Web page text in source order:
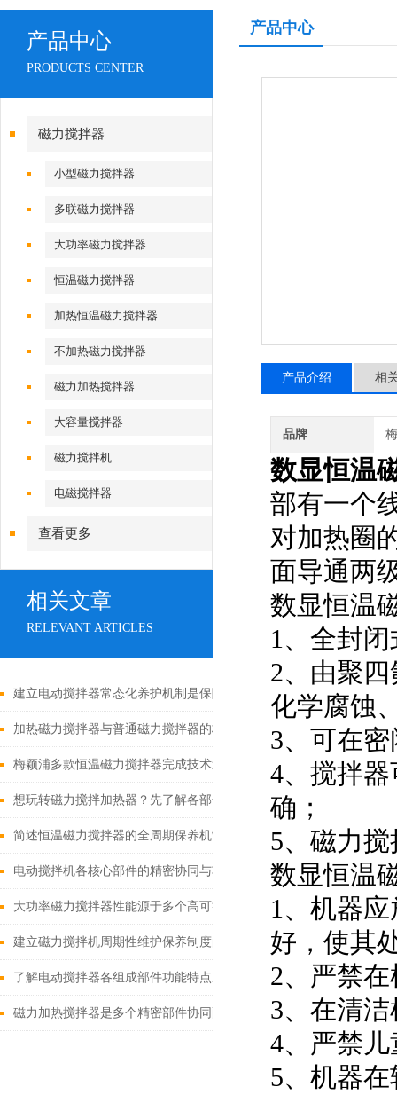
产品中心
PRODUCTS CENTER
磁力搅拌器
小型磁力搅拌器
多联磁力搅拌器
大功率磁力搅拌器
恒温磁力搅拌器
加热恒温磁力搅拌器
不加热磁力搅拌器
磁力加热搅拌器
大容量搅拌器
磁力搅拌机
电磁搅拌器
查看更多
相关文章
RELEVANT ARTICLES
建立电动搅拌器常态化养护机制是保障实验与生产工作有序推进的关键
加热磁力搅拌器与普通磁力搅拌器的核心差异及应用优势
梅颖浦多款恒温磁力搅拌器完成技术迭代 数字化操控全面升级
想玩转磁力搅拌加热器？先了解各部件功能特点再说！
简述恒温磁力搅拌器的全周期保养机制
电动搅拌机各核心部件的精密协同与功能优化分享
大功率磁力搅拌器性能源于多个高可靠性功能模块的精密协同
建立磁力搅拌机周期性维护保养制度的重要性分享
了解电动搅拌器各组成部件功能特点才能更好的使用它
磁力加热搅拌器是多个精密部件协同配合的智慧结晶
产品中心
产品介绍 相
品牌
数显恒温
部有一个
对加热圈
面导通两
数显恒温
1、全封
2、由聚
化学腐蚀
3、可在
4、搅拌
确；
5、磁力
数显恒温
1、机器
好，使其
2、严禁
3、在清
4、严禁
5、机器